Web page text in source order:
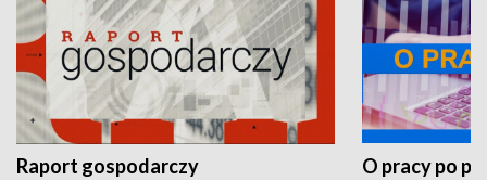
Raport gospodarczy O pracy po